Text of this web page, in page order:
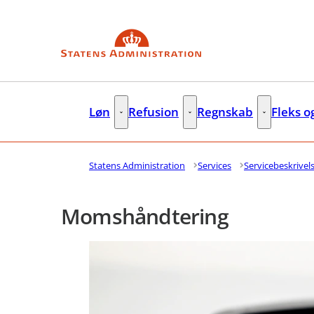
Løn Løn - Flere links
Refusion Refusion - Flere links
Regnskab Regnskab -
Fleks
Statens Administration Services
Momshåndtering